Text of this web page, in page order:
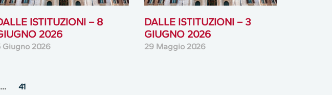
ISTITUZIONI – 8
2026
Giugno 2026
DALLE ISTITUZIONI – 3
GIUGNO 2026
29 Maggio 2026
… 41